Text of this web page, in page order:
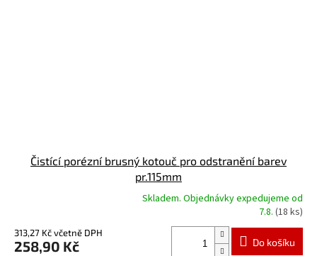
Čistící porézní brusný kotouč pro odstranění barev
pr.115mm
produktu
je
Skladem. Objednávky expedujeme od
7.8.(18 ks)
313,27 Kč včetně DPH
258,90 Kč Do košíku